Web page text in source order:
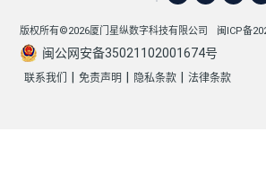
版权所有©2026厦门星纵数字科技有限公司 闽ICP备
闽公网安备35021102001674号
联系我们 免责声明 隐私条款 法律条款